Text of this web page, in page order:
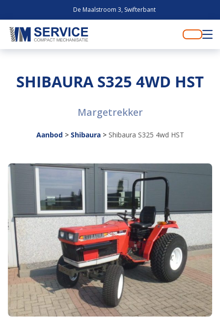
De Maalstroom 3, Swifterbant
SHIBAURA S325 4WD HST
Margetrekker
Aanbod > Shibaura> Shibaura S325 4wd HST